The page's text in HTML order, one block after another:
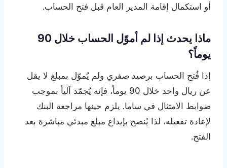
أو استكمال إقامة المدير العام قبل فتح الحساب.
ماذا يحدث إذا لم أموّل الحساب خلال 90
يوماً؟
إذا فُتح الحساب برصيد صفري ولم يُموّل بمبلغ لا يقل
عن ريال واحد خلال 90 يوماً، فإنه يُجمّد آلياً بموجب
ضوابط الامتثال في ساما. يلزم حينها مراجعة البنك
لإعادة تفعيله، لذا يُنصح بإيداع مبلغ مبدئي مباشرة بعد
الفتح.